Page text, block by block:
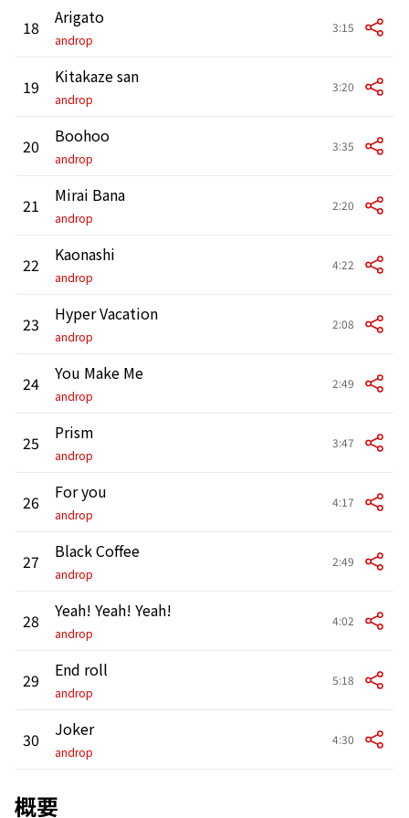
18 Arigato
androp
3:15
19 Kitakaze san
androp
3:20
20 Boohoo
androp
3:35
21 Mirai Bana
androp
2:20
22 Kaonashi
androp
4:22
23 Hyper Vacation
androp
2:08
24 You Make Me
androp
2:49
25 Prism
androp
3:47
26 For you
androp
4:17
27 Black Coffee
androp
2:49
28 Yeah! Yeah! Yeah!
androp
4:02
29 End roll
androp
5:18
30 Joker
androp
4:30
概要